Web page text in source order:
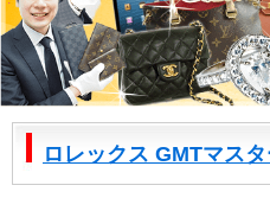
ロレックス GMTマス